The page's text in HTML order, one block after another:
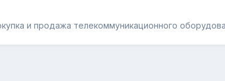
и продажа телекоммуникационного